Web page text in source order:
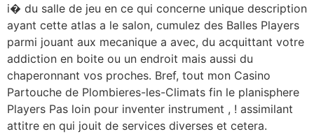
i� du salle de jeu en ce qui concerne unique description
ayant cette atlas a le salon, cumulez des Balles Players
parmi jouant aux mecanique a avec, du acquittant votre
addiction en boite ou un endroit mais aussi du
chaperonnant vos proches. Bref, tout mon Casino
Partouche de Plombieres-les-Climats fin le planisphere
Players Pas loin pour inventer instrument , ! assimilant
attitre en qui jouit de services diverses et cetera.